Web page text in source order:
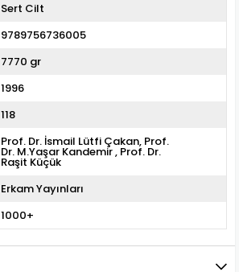
Sert Cilt
9789756736005
7770 gr
1996
118
Prof. Dr. İsmail Lütfi Çakan Prof.
Dr. M.Yaşar Kandemir Prof. Dr.
Raşit Küçük
Erkam Yayınları
1000+